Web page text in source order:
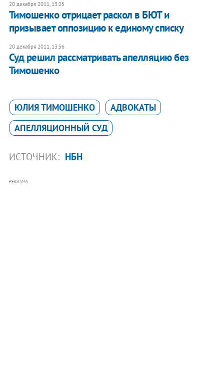
20 декабря 2011, 13:25
Тимошенко отрицает раскол в БЮТ и
призывает оппозицию к единому списку
20 декабря 2011, 13:56
Суд решил рассматривать апелляцию без
Тимошенко
ЮЛИЯ ТИМОШЕНКО
АДВОКАТЫ
АПЕЛЛЯЦИОННЫЙ СУД
ИСТОЧНИК: НБН
РЕКЛАМА